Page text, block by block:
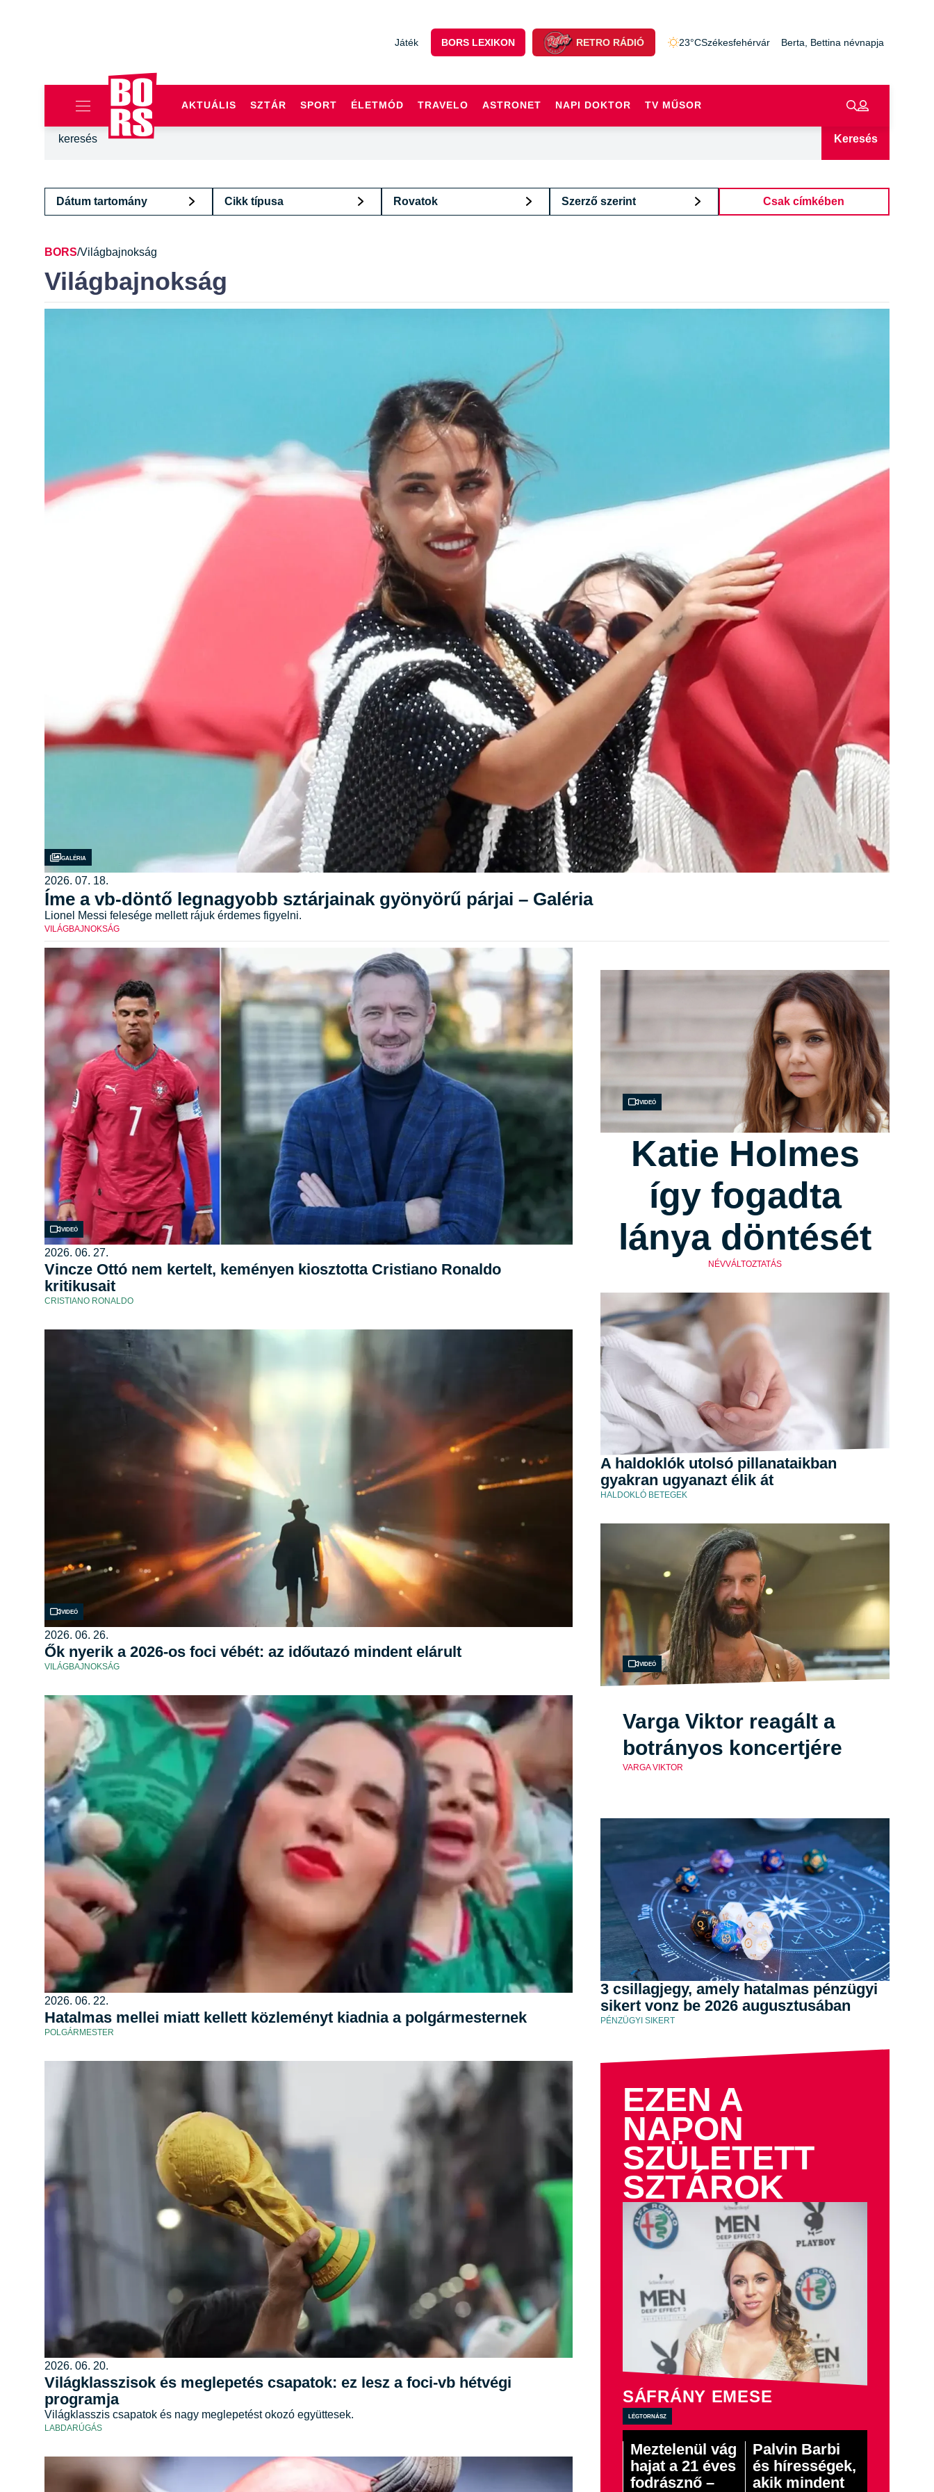
Játék BORS LEXIKON RETRO RÁDIÓ 23°CSzékesfehérvár Berta, Bettina névnapja
AKTUÁLIS SZTÁR SPORT ÉLETMÓD TRAVELO ASTRONET NAPI DOKTOR TV MŰSOR
Keresés
Dátum tartomány Cikk típusa Rovatok Szerző szerint Csak címkében
BORS/Világbajnokság
Világbajnokság
Galéria
2026. 07. 18.
Íme a vb-döntő legnagyobb sztárjainak gyönyörű párjai – Galéria
Lionel Messi felesége mellett rájuk érdemes figyelni.
VILÁGBAJNOKSÁG
Videó
2026. 06. 27.
Vincze Ottó nem kertelt, keményen kiosztotta Cristiano Ronaldo
kritikusait
CRISTIANO RONALDO
Videó
2026. 06. 26.
Ők nyerik a 2026-os foci vébét: az időutazó mindent elárult
VILÁGBAJNOKSÁG
2026. 06. 22.
Hatalmas mellei miatt kellett közleményt kiadnia a polgármesternek
POLGÁRMESTER
2026. 06. 20.
Világklasszisok és meglepetés csapatok: ez lesz a foci-vb hétvégi
programja
Világklasszis csapatok és nagy meglepetést okozó együttesek.
LABDARÚGÁS
Videó
Katie Holmes
így fogadta
lánya döntését
NÉVVÁLTOZTATÁS
A haldoklók utolsó pillanataikban
gyakran ugyanazt élik át
HALDOKLÓ BETEGEK
Videó
Varga Viktor reagált a
botrányos koncertjére
VARGA VIKTOR
3 csillagjegy, amely hatalmas pénzügyi
sikert vonz be 2026 augusztusában
PÉNZÜGYI SIKERT
EZEN A
NAPON
SZÜLETETT
SZTÁROK
SÁFRÁNY EMESE
légtornász
Meztelenül vág
hajat a 21 éves
fodrásznő –
Palvin Barbi
és hírességek,
akik mindent